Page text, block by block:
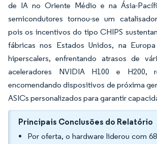
de IA no Oriente Médio e na Ásia-
semicondutores tornou-se um
pois os incentivos do tipo CHIPS
fábricas nos Estados Unidos, na
hiperscalers, enfrentando atrasos de
aceleradores NVIDIA H100 e H200,
encomendando dispositivos de próxima
ASICs personalizados para garantir
Principais Conclusões do Relatório
Por oferta, o hardware liderou com